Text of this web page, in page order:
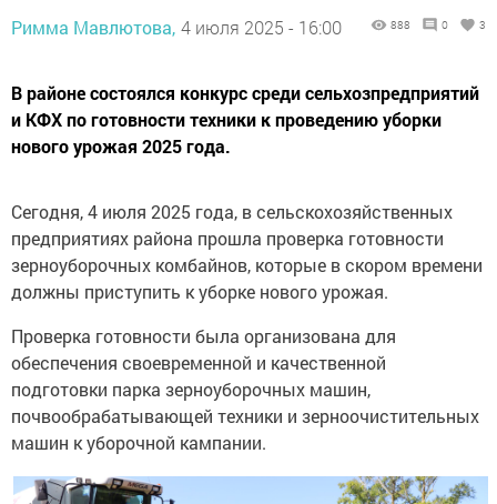
Римма Мавлютова, 4 июля 2025 - 16:00 888 0 3
В районе состоялся конкурс среди сельхозпредприятий
и КФХ по готовности техники к проведению уборки
нового урожая 2025 года.
Сегодня, 4 июля 2025 года, в сельскохозяйственных
предприятиях района прошла проверка готовности
зерноуборочных комбайнов, которые в скором времени
должны приступить к уборке нового урожая.
Проверка готовности была организована для
обеспечения своевременной и качественной
подготовки парка зерноуборочных машин,
почвообрабатывающей техники и зерноочистительных
машин к уборочной кампании.